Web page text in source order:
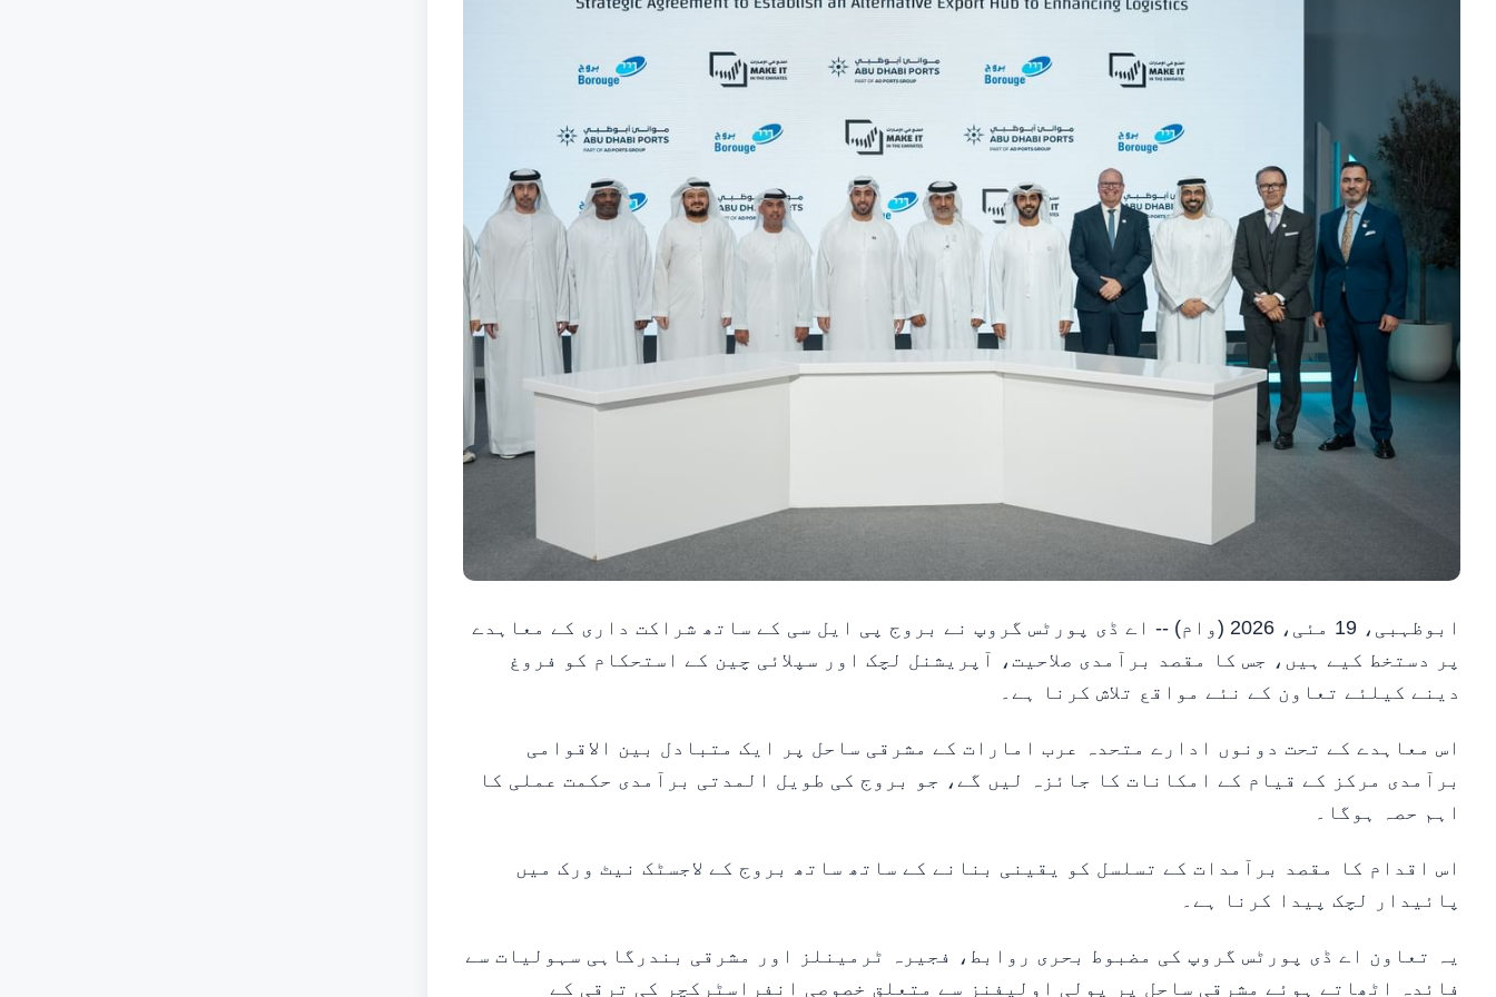
ابوظہبی، 19 مئی، 2026 (وام) -- اے ڈی پورٹس گروپ نے بروج پی ایل سی کے ساتھ شراکت داری کے معاہدے
پر دستخط کیے ہیں، جس کا مقصد برآمدی صلاحیت، آپریشنل لچک اور سپلائی چین کے استحکام کو فروغ
دینے کیلئے تعاون کے نئے مواقع تلاش کرنا ہے۔
اس معاہدے کے تحت دونوں ادارے متحدہ عرب امارات کے مشرقی ساحل پر ایک متبادل بین الاقوامی
برآمدی مرکز کے قیام کے امکانات کا جائزہ لیں گے، جو بروج کی طویل المدتی برآمدی حکمت عملی کا
اہم حصہ ہوگا۔
اس اقدام کا مقصد برآمدات کے تسلسل کو یقینی بنانے کے ساتھ ساتھ بروج کے لاجسٹک نیٹ ورک میں
پائیدار لچک پیدا کرنا ہے۔
یہ تعاون اے ڈی پورٹس گروپ کی مضبوط بحری روابط، فجیرہ ٹرمینلز اور مشرقی بندرگاہی سہولیات سے
فائدہ اٹھاتے ہوئے مشرقی ساحل پر پولی اولیفنز سے متعلق خصوصی انفراسٹرکچر کی ترقی کے